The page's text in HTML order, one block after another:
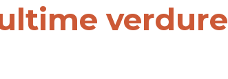
verdure